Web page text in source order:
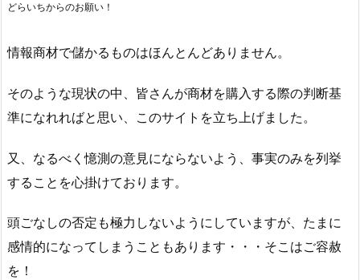
どらいちからのお願い！
情報商材で儲かるものはほんとんどありません。
そのような現状の中、皆さんが商材を購入する際の判断基
準になれればと思い、このサイトを立ち上げました。
又、なるべく憶測の意見にならないよう、事実のみを列挙
することを心掛けております。
頭ごなしの否定も極力しないようにしていますが、たまに
感情的になってしまうこともあります・・・そこはご容赦
を！